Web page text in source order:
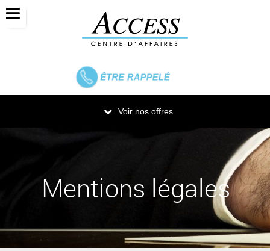
ÊTRE RAPPELÉ
Voir nos offres
Mentions légales